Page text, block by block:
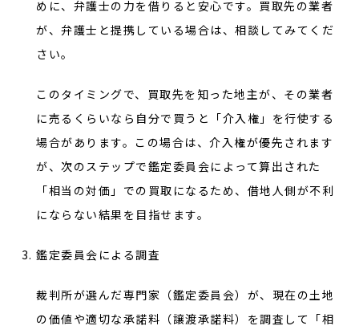
めに、弁護士の力を借りると安心です。買取先の業者
が、弁護士と提携している場合は、相談してみてくだ
さい。
このタイミングで、買取先を知った地主が、その業者
に売るくらいなら自分で買うと「介入権」を行使する
場合があります。この場合は、介入権が優先されます
が、次のステップで鑑定委員会によって算出された
「相当の対価」での買取になるため、借地人側が不利
にならない結果を目指せます。
鑑定委員会による調査
裁判所が選んだ専門家（鑑定委員会）が、現在の土地
の価値や適切な承諾料（譲渡承諾料）を調査して「相